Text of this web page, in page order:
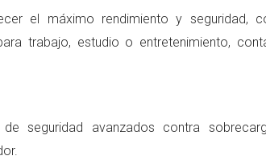
el máximo rendimiento y seguridad,
trabajo, estudio o entretenimiento,
seguridad avanzados contra